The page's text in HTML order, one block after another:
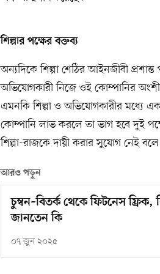
শিল্পার পক্ষের বক্তব্য
অন্যদিকে শিল্পা শেঠির আইনজীবী
অভিযোগকারী নিজে ওই কোম্পানির
এমনকি শিল্পা ও অভিযোগকারীর মধ্যে
কোম্পানি লাভ করলে তা ভাগ হবে দুই
শিল্পা-রাজকে দায়ী করার সুযোগ নেই
আরও পড়ুন
চুম্বন–বিতর্ক থেকে ফিটনেস ফ্রিক,
জানতেন কি
০৭ জুন ২০২৫